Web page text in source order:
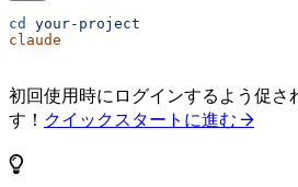
cd
your-project
claude
初回使用時にログインするよう促さ
す！ クイックスタートに進む →